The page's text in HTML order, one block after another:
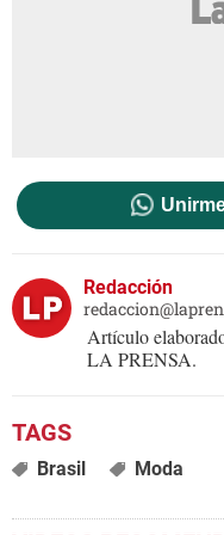
Redacción
Artículo
LA PRENSA.
Brasil Moda